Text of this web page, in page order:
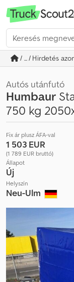
/ ... / Hirdetés
Autós utánfutó
Humbaur
750 kg
Fix ár plusz ÁFA-val
1 503 EUR
(1 789 EUR bruttó)
Állapot
Új
Helyszín
Neu-Ulm